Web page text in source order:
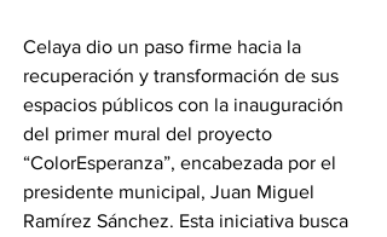
Celaya dio un paso firme hacia la
recuperación y transformación de sus
espacios públicos con la inauguración
del primer mural del proyecto
“ColorEsperanza”, encabezada por el
presidente municipal, Juan Miguel
Ramírez Sánchez. Esta iniciativa busca